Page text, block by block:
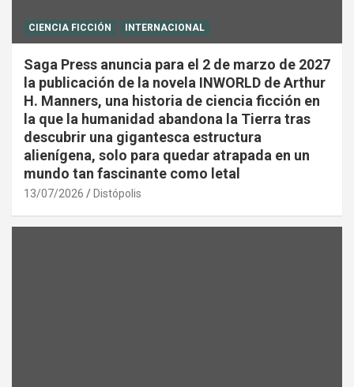
CIENCIA FICCIÓN INTERNACIONAL
Saga Press anuncia para el 2 de marzo de 2027
la publicación de la novela INWORLD de Arthur
H. Manners, una historia de ciencia ficción en
la que la humanidad abandona la Tierra tras
descubrir una gigantesca estructura
alienígena, solo para quedar atrapada en un
mundo tan fascinante como letal
13/07/2026 Distópolis